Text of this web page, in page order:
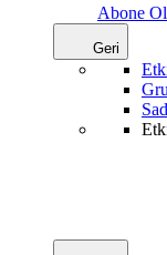
Abone Ol
Geri